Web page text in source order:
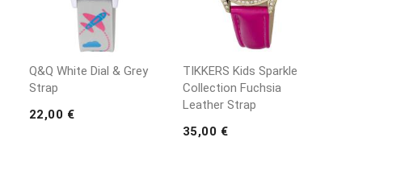
Q&Q White Dial & Grey
Strap
22,00 €
TIKKERS Kids Sparkle
Collection Fuchsia
Leather Strap
35,00 €